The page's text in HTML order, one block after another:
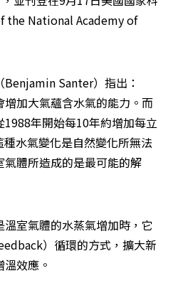
the National Academy of
Santer）指出：
增加大氣蘊含水氣的能力。而
年開始每10年約增加每立
水氣變化是自然變化所無法
體所造成的是最可能的解
室氣體的水蒸氣增加時，它
）循環的方式，擴大新
效應。